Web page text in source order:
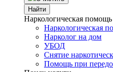
Найти
Наркологическая помощь
Наркологическая
Нарколог на дом
УБОД
Снятие
Помощь при